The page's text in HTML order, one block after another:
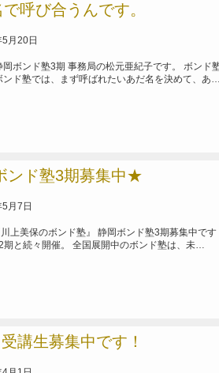
呼び合うんです。
月20日
ボンド塾3期 事務局の松元亜紀子です。 ボンド
ド塾では、まず呼ばれたいあだ名を決めて、あ…
ンド塾3期募集中★
月7日
上美保のボンド塾』 静岡ボンド塾3期募集中です
期と続々開催。 全国展開中のボンド塾は、未…
講生募集中です！